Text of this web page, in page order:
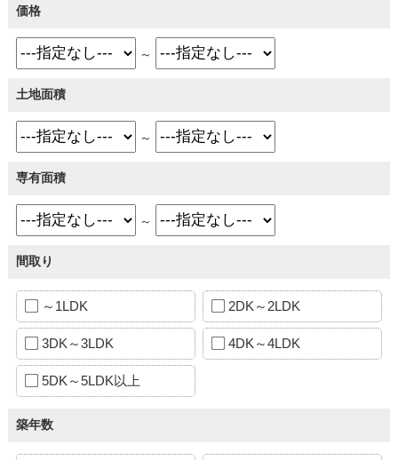
価格
～
土地面積
～
専有面積
～
間取り
～1LDK 2DK～2LDK
3DK～3LDK 4DK～4LDK
5DK～5LDK以上
築年数